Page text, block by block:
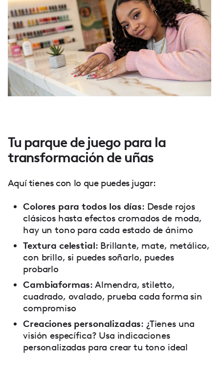
Tu parque de juego para la
transformación de uñas
Aquí tienes con lo que puedes jugar:
Colores para todos los días: Desde rojos
clásicos hasta efectos cromados de moda,
hay un tono para cada estado de ánimo
Textura celestial: Brillante, mate, metálico,
con brillo, si puedes soñarlo, puedes
probarlo
Cambiaformas: Almendra, stiletto,
cuadrado, ovalado, prueba cada forma sin
compromiso
Creaciones personalizadas: ¿Tienes una
visión específica? Usa indicaciones
personalizadas para crear tu tono ideal